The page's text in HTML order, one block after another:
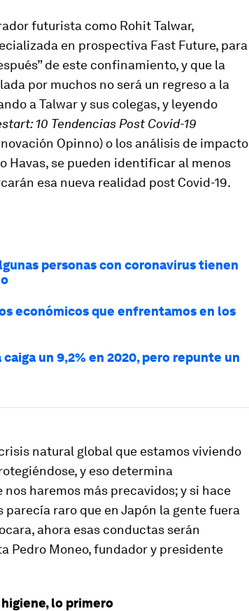
futurista como Rohit Talwar,
en prospectiva Fast Future, para
de este confinamiento, y que la
por muchos no será un regreso a la
a Talwar y sus colegas, y leyendo
10 Tendencias Post Covid-19
Opinno) o los análisis de impacto
Havas, se pueden identificar al menos
esa nueva realidad post Covid-19.
personas con coronavirus tienen
económicos que enfrentamos en los
un 9,2% en 2020, pero repunte un
natural global que estamos viviendo
y eso determina
haremos más precavidos; y si hace
parecía raro que en Japón la gente fuera
ahora esas conductas serán
Pedro Moneo, fundador y presidente
lo primero